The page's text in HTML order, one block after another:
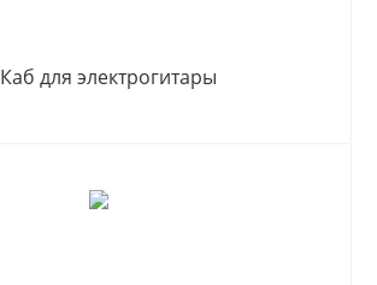
Каб для электрогитары